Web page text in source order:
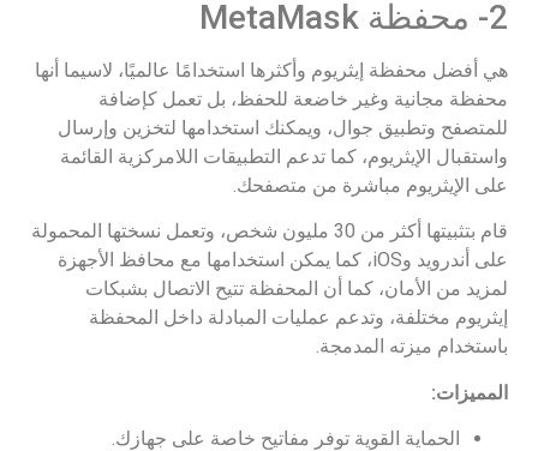
2- محفظة MetaMask
هي أفضل محفظة إيثريوم وأكثرها استخدامًا عالميًا، لاسيما أنها
محفظة مجانية وغير خاضعة للحفظ، بل تعمل كإضافة
للمتصفح وتطبيق جوال، ويمكنك استخدامها لتخزين وإرسال
واستقبال الإيثريوم، كما تدعم التطبيقات اللامركزية القائمة
على الإيثريوم مباشرة من متصفحك.
قام بتثبيتها أكثر من 30 مليون شخص، وتعمل نسختها المحمولة
على أندرويد وiOS، كما يمكن استخدامها مع محافظ الأجهزة
لمزيد من الأمان، كما أن المحفظة تتيح الاتصال بشبكات
إيثريوم مختلفة، وتدعم عمليات المبادلة داخل المحفظة
باستخدام ميزته المدمجة.
المميزات:
الحماية القوية توفر مفاتيح خاصة على جهازك.